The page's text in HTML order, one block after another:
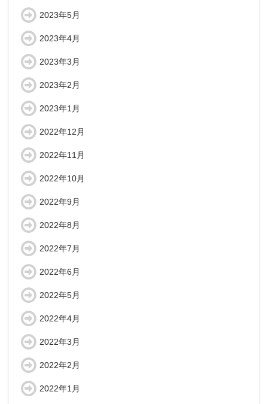
2023年5月
2023年4月
2023年3月
2023年2月
2023年1月
2022年12月
2022年11月
2022年10月
2022年9月
2022年8月
2022年7月
2022年6月
2022年5月
2022年4月
2022年3月
2022年2月
2022年1月